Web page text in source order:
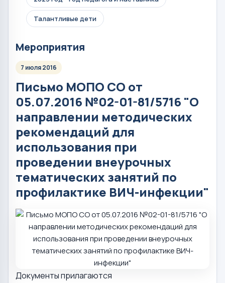
Талантливые дети
Мероприятия
7 июля 2016
Письмо МОПО СО от
05.07.2016 №02-01-81/5716 "О
направлении методических
рекомендаций для
использования при
проведении внеурочных
тематических занятий по
профилактике ВИЧ-инфекции"
Документы прилагаются